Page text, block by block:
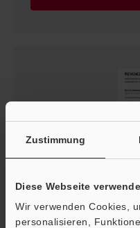
Zustimmung
Diese Webseite
Wir verwenden Cookies,
personalisieren,
Modellreihe GL-V
Betriebsanleitung